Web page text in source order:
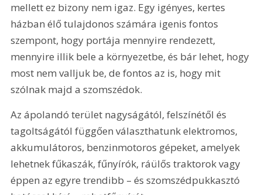
mellett ez bizony nem igaz. Egy igényes, kertes
házban élő tulajdonos számára igenis fontos
szempont, hogy portája mennyire rendezett,
mennyire illik bele a környezetbe, és bár lehet, hogy
most nem valljuk be, de fontos az is, hogy mit
szólnak majd a szomszédok.
Az ápolandó terület nagyságától, felszínétől és
tagoltságától függően választhatunk elektromos,
akkumulátoros, benzinmotoros gépeket, amelyek
lehetnek fűkaszák, fűnyírók, ráülős traktorok vagy
éppen az egyre trendibb – és szomszédpukkasztó